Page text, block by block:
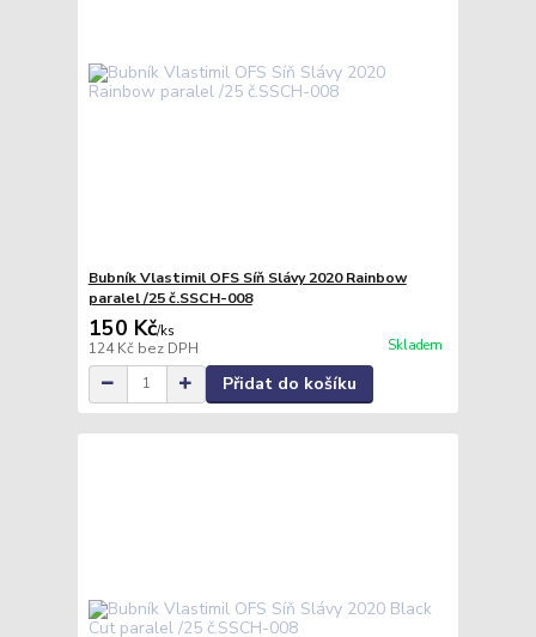
Bubník Vlastimil OFS Síň Slávy 2020 Rainbow
paralel /25 č.SSCH-008
150 Kč/ks
124 Kč bez DPH Skladem
Přidat do košíku